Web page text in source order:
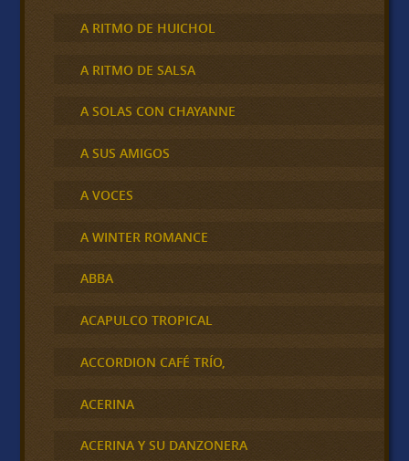
A RITMO DE HUICHOL
A RITMO DE SALSA
A SOLAS CON CHAYANNE
A SUS AMIGOS
A VOCES
A WINTER ROMANCE
ABBA
ACAPULCO TROPICAL
ACCORDION CAFÉ TRÍO,
ACERINA
ACERINA Y SU DANZONERA